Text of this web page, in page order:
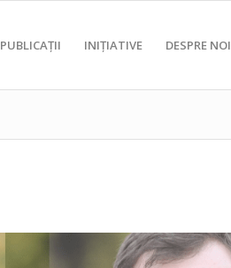
PUBLICAȚII INIȚIATIVE DESPRE NOI